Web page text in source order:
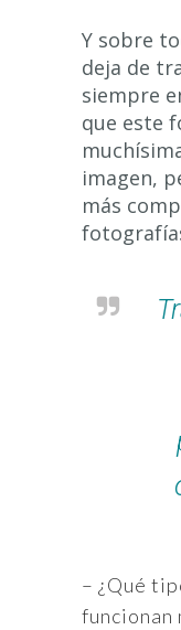
Y sobre
deja de
siempre
que este
imagen,
más
– ¿Qué
funcionan